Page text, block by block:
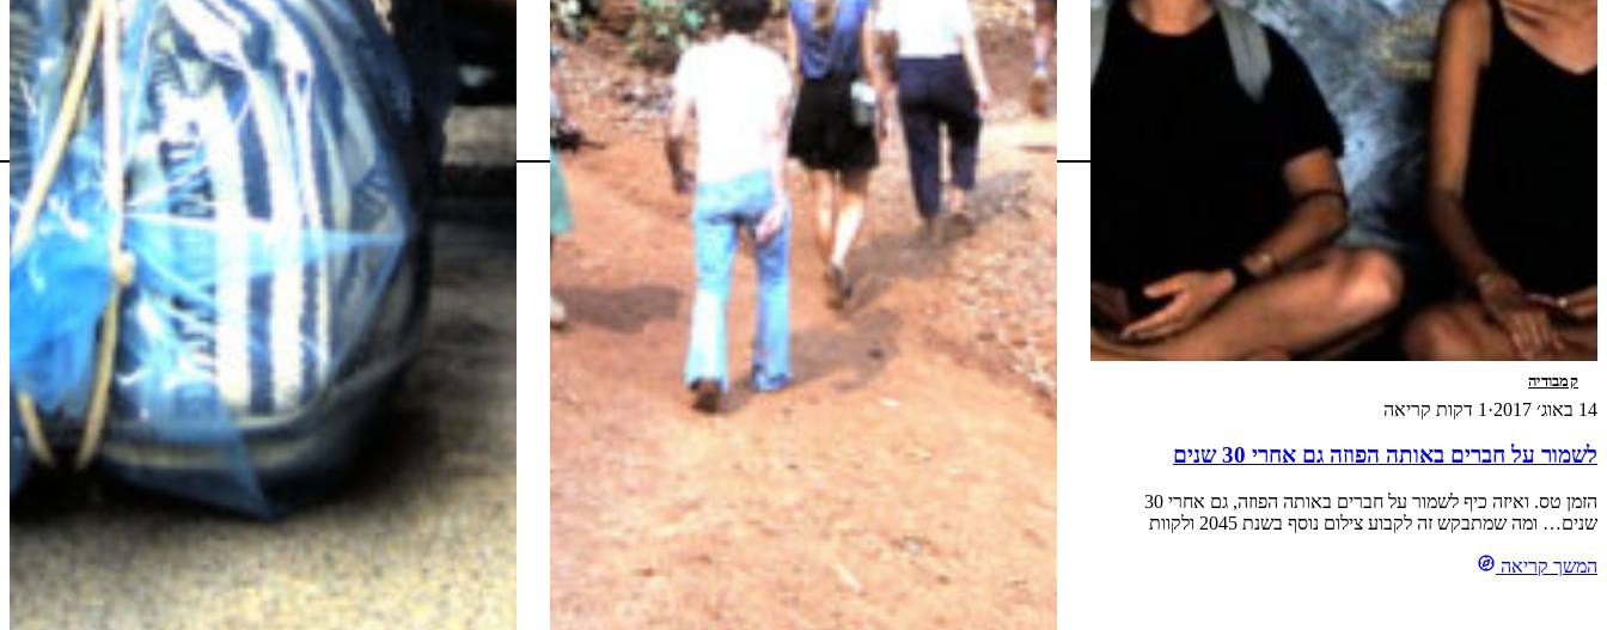
קמבודיה
14 באוג׳ 2017 · 1 דקות קריאה
לשמור על חברים באותה הפוזה גם אחרי 30 שנים
הזמן טס. ואיזה כיף לשמור על חברים באותה הפוזה, גם אחרי 30
שנים… ומה שמתבקש זה לקבוע צילום נוסף בשנת 2045 ולקוות
המשך קריאה